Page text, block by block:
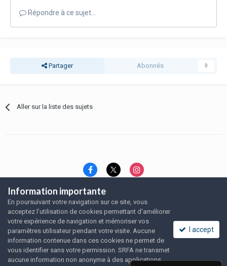
Répondre à ce sujet…
Partager Abonnés 0
Aller sur la liste des sujets
Langue Thème
Politique de confidentialité
Nous contacter
Nous contacter
SRFA, l'association des amoureux du rat domestique
Powered by Invision Community
Information importante
En poursuivant votre navigation sur ce site, vous
acceptez l’utilisation de cookies permettant d'améliorer
votre expérience de navigation et mémoriser vos
paramètres utilisateur pendant votre visite. Aucune
information contenue dans ces cookies ne permet de
vous identifier sans votre permission. SRFA ne transmet
aucune information non anonyme à des applications
I accept